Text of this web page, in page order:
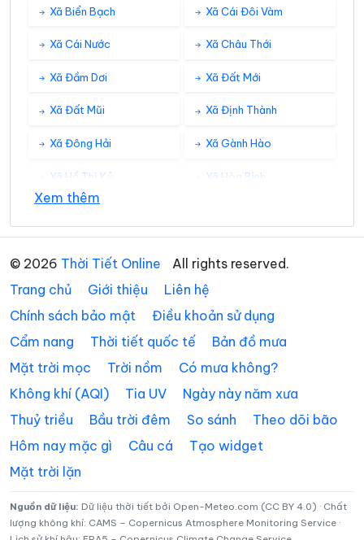
Xã Biển Bạch Xã Cái Đôi Vàm
Xã Cái Nước Xã Châu Thới
Xã Đầm Dơi Xã Đất Mới
Xã Đất Mũi Xã Định Thành
Xã Đông Hải Xã Gành Hào
Xã Hồ Thị Kỷ Xã Hòa Bình
Xã Khánh Hưng
Xã Khánh Lâm Xã Long Điền
Xã Lương Thế Trân Xã Nguyễn Phích
Xã Nguyễn Việt Khái Xã Ninh Quới
Xã Phong Hiệp Xã Phong Thạnh
Xã Phú Mỹ
Xã Phước Long Xã Quách Phẩm
Xem thêm
© 2026 Thời Tiết Online
All rights reserved.
Trang chủ
Giới thiệu
Liên hệ
Chính sách bảo mật
Điều khoản sử dụng
Cẩm nang
Thời tiết quốc tế
Bản đồ mưa
Mặt trời mọc
Trời nồm
Có mưa không?
Không khí (AQI)
Tia UV
Ngày này năm xưa
Thuỷ triều
Bầu trời đêm So sánh
Theo dõi bão
Hôm nay mặc gì
Câu cá
Tạo widget
Mặt trời lặn
Nguồn dữ liệu: Dữ liệu thời tiết bởi Open-Meteo.com (CC BY 4.0) · Chất
lượng không khí: CAMS – Copernicus Atmosphere Monitoring Service ·